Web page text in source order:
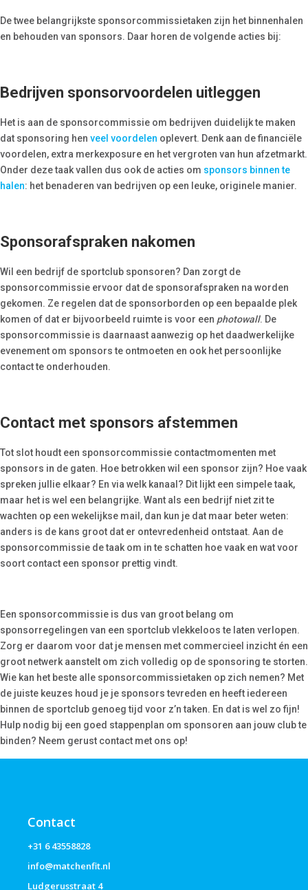
De twee belangrijkste sponsorcommissietaken zijn het binnenhalen
en behouden van sponsors. Daar horen de volgende acties bij:
Bedrijven sponsorvoordelen uitleggen
Het is aan de sponsorcommissie om bedrijven duidelijk te maken
dat sponsoring hen veel voordelen oplevert. Denk aan de financiële
voordelen, extra merkexposure en het vergroten van hun afzetmarkt.
Onder deze taak vallen dus ook de acties om sponsors binnen te
halen: het benaderen van bedrijven op een leuke, originele manier.
Sponsorafspraken nakomen
Wil een bedrijf de sportclub sponsoren? Dan zorgt de
sponsorcommissie ervoor dat de sponsorafspraken na worden
gekomen. Ze regelen dat de sponsorborden op een bepaalde plek
komen of dat er bijvoorbeeld ruimte is voor een photowall. De
sponsorcommissie is daarnaast aanwezig op het daadwerkelijke
evenement om sponsors te ontmoeten en ook het persoonlijke
contact te onderhouden.
Contact met sponsors afstemmen
Tot slot houdt een sponsorcommissie contactmomenten met
sponsors in de gaten. Hoe betrokken wil een sponsor zijn? Hoe vaak
spreken jullie elkaar? En via welk kanaal? Dit lijkt een simpele taak,
maar het is wel een belangrijke. Want als een bedrijf niet zit te
wachten op een wekelijkse mail, dan kun je dat maar beter weten:
anders is de kans groot dat er ontevredenheid ontstaat. Aan de
sponsorcommissie de taak om in te schatten hoe vaak en wat voor
soort contact een sponsor prettig vindt.
Een sponsorcommissie is dus van groot belang om
sponsorregelingen van een sportclub vlekkeloos te laten verlopen.
Zorg er daarom voor dat je mensen met commercieel inzicht én een
groot netwerk aanstelt om zich volledig op de sponsoring te storten.
Wie kan het beste alle sponsorcommissietaken op zich nemen? Met
de juiste keuzes houd je je sponsors tevreden en heeft iedereen
binnen de sportclub genoeg tijd voor z’n taken. En dat is wel zo fijn!
Hulp nodig bij een goed stappenplan om sponsoren aan jouw club te
binden? Neem gerust contact met ons op!
Contact
+31 6 43558828
info@matchenfit.nl
Ludgerusstraat 4